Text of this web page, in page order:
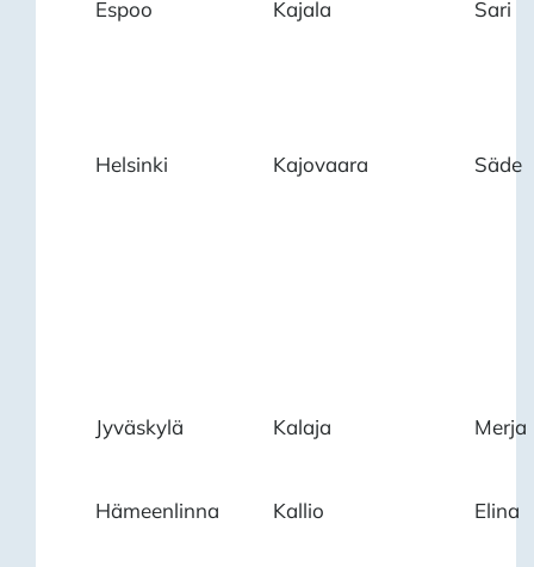
Espoo Kajala Sari
Helsinki Kajovaara Säde
Jyväskylä Kalaja Merja
Hämeenlinna Kallio Elina